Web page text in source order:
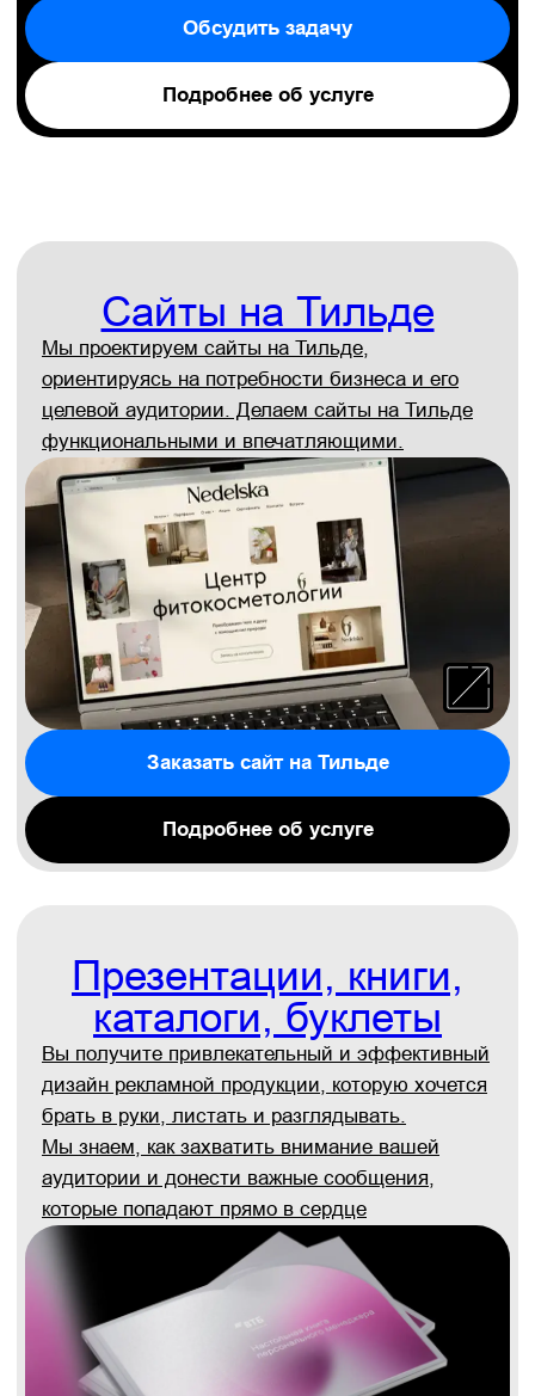
Евраз
Создание 3d-видео
Branding?
Наше брендинговое агентство заранее
объясняет, что именно вы получите.
Конкретные сроки, понятный результат
и никаких «посмотрим по ходу».
Погружаемся в ваш бизнес
В Gromov Branding мы не просто делаем
дизайн — мы разбираемся, чем живёт ваш
рынок. Упаковка, айдентика или логотип — всё
будет иметь смысл для вашей аудитории.